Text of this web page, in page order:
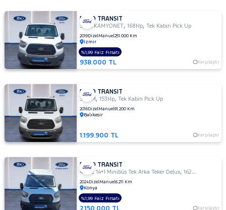
DELUX
410 L VAN
AMBULANS
410 L
VAN
YÜKSEK
EKSTRA
UZUN
ŞASI
ÇIFT
ARKA
TEKER
440 E
Minibüs
Tek
Arka
Teker
FORD TRANSIT
350L KAMYONET,168Hp,Tek Kabin Pick Up
2019DizelManuel251.000 Km
İzmir
938.000 TL Karşılaştır
%1,99 Faiz Fırsatı
FORD TRANSIT
350 M ,153Hp,Tek Kabin Pick Up
2016DizelManuel91.200 Km
Balıkesir
1.199.900 TL Karşılaştır
FORD TRANSIT
440 E 14+1 Minibüs Tek Arka Teker Delux,162Hp
2024DizelManuel6.211 Km
Konya
Karşılaştır
%1,99 Faiz Fırsatı